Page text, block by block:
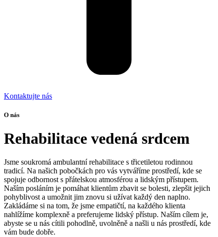
Kontaktujte nás
O nás
Rehabilitace vedená srdcem
Jsme soukromá ambulantní rehabilitace s třicetiletou rodinnou
tradicí. Na našich pobočkách pro vás vytváříme prostředí, kde se
spojuje odbornost s přátelskou atmosférou a lidským přístupem.
Naším posláním je pomáhat klientům zbavit se bolesti, zlepšit jejich
pohyblivost a umožnit jim znovu si užívat každý den naplno.
Zakládáme si na tom, že jsme empatičtí, na každého klienta
nahlížíme komplexně a preferujeme lidský přístup. Naším cílem je,
abyste se u nás cítili pohodlně, uvolněně a našli u nás prostředí, kde
vám bude dobře.